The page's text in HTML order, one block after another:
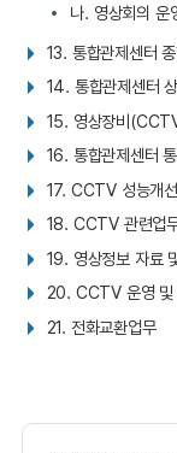
나. 영상회의 운
13. 통합관제센터
14. 통합관제센터
15. 영상장비
16. 통합관제센터
17. CCTV 성능개
18. CCTV 관련업
19. 영상정보 자료
20. CCTV 운영 및
21. 전화교환업무